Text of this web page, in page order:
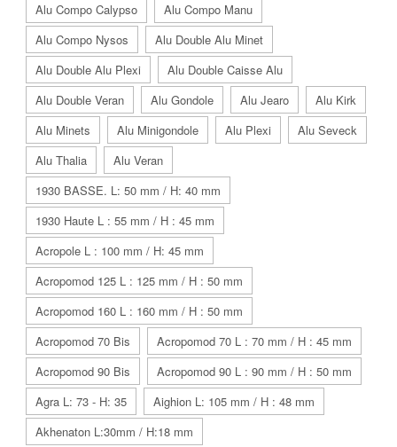
Alu Compo Calypso
Alu Compo Manu
Alu Compo Nysos
Alu Double Alu Minet
Alu Double Alu Plexi
Alu Double Caisse Alu
Alu Double Veran
Alu Gondole Alu Jearo
Alu Kirk
Alu Minets
Alu Minigondole Alu Plexi
Alu Seveck
Alu Thalia
Alu Veran
1930 BASSE. L: 50 mm / H: 40 mm
1930 Haute L : 55 mm / H : 45 mm
Acropole L : 100 mm / H: 45 mm
Acropomod 125 L : 125 mm / H : 50 mm
Acropomod 160 L : 160 mm / H : 50 mm
Acropomod 70 Bis
Acropomod 70 L : 70 mm / H : 45 mm
Acropomod 90 Bis
Acropomod 90 L : 90 mm / H : 50 mm
Agra L: 73 - H: 35
Aighion L: 105 mm / H : 48 mm
Akhenaton L:30mm / H:18 mm